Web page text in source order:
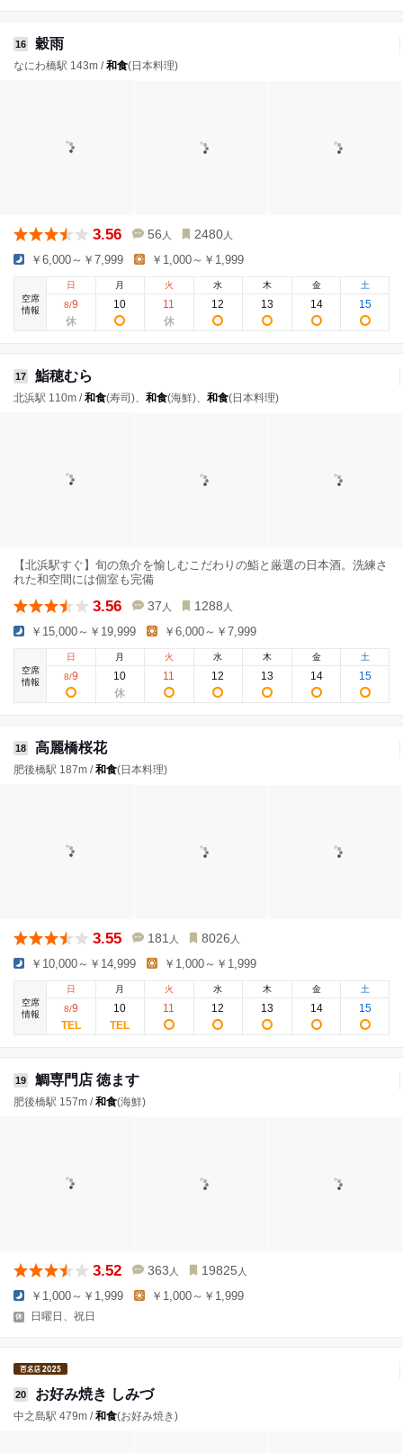
16 穀雨
なにわ橋駅 143m /和食(日本料理)
3.56 56 人 2480 人
￥6,000～￥7,999 ￥1,000～￥1,999
空席
情報
日
8/9
月
10
火
11
水
12
木
13
金
14
土
15
17 鮨穂むら
北浜駅 110m /和食(寿司)、 和食(海鮮)、 和食(日本料理)
【北浜駅すぐ】旬の魚介を愉しむこだわりの鮨と厳選の日本酒。洗練さ
れた和空間には個室も完備
3.56 37 人 1288 人
￥15,000～￥19,999 ￥6,000～￥7,999
空席
情報
日
8/9
月
10
火
11
水
12
木
13
金
14
土
15
18 高麗橋桜花
肥後橋駅 187m /和食(日本料理)
3.55 181 人 8026 人
￥10,000～￥14,999 ￥1,000～￥1,999
空席
情報
日
8/9
月
10
火
11
水
12
木
13
金
14
土
15
19 鯛専門店 徳ます
肥後橋駅 157m /和食(海鮮)
3.52 363 人 19825 人
￥1,000～￥1,999 ￥1,000～￥1,999
日曜日、祝日
20 お好み焼き しみづ
中之島駅 479m /和食(お好み焼き)